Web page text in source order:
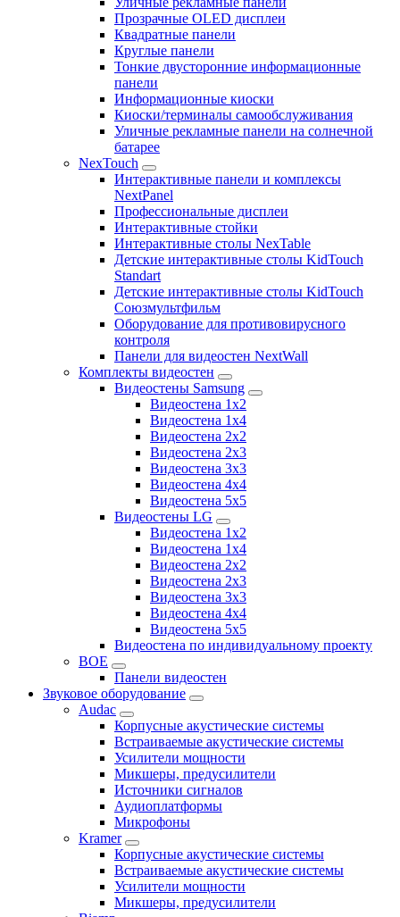
Прозрачные OLED дисплеи
Квадратные панели
Круглые панели
Тонкие двусторонние информационные
панели
Информационные киоски
Киоски/терминалы самообслуживания
Уличные рекламные панели на солнечной
батарее
NexTouch
Интерактивные панели и комплексы
NextPanel
Профессиональные дисплеи
Интерактивные стойки
Интерактивные столы NexTable
Детские интерактивные столы KidTouch
Standart
Детские интерактивные столы KidTouch
Союзмультфильм
Оборудование для противовирусного
контроля
Панели для видеостен NextWall
Комплекты видеостен
Видеостены Samsung
Видеостена 1x2
Видеостена 1x4
Видеостена 2x2
Видеостена 2х3
Видеостена 3x3
Видеостена 4x4
Видеостена 5x5
Видеостены LG
Видеостена 1x2
Видеостена 1x4
Видеостена 2x2
Видеостена 2x3
Видеостена 3x3
Видеостена 4x4
Видеостена 5x5
Видеостена по индивидуальному проекту
BOE
Панели видеостен
Звуковое оборудование
Audac
Корпусные акустические системы
Встраиваемые акустические системы
Усилители мощности
Микшеры, предусилители
Источники сигналов
Аудиоплатформы
Микрофоны
Kramer
Корпусные акустические системы
Встраиваемые акустические системы
Усилители мощности
Микшеры, предусилители